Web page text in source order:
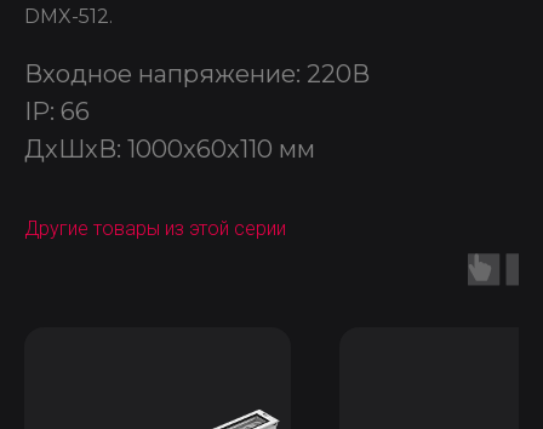
DMX-512.
Входное напряжение: 220В
IP: 66
ДxШxВ: 1000x60x110 мм
Другие товары из этой серии